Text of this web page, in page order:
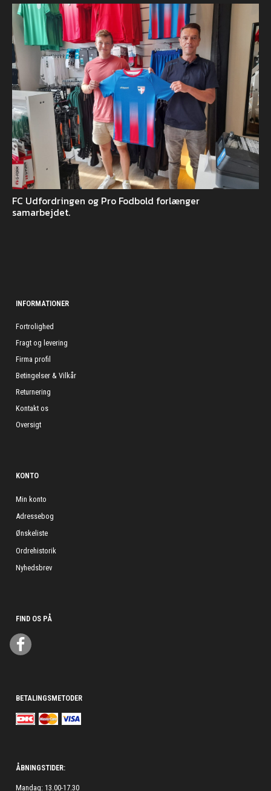
FC Udfordringen og Pro Fodbold forlænger
samarbejdet.
INFORMATIONER
Fortrolighed
Fragt og levering
Firma profil
Betingelser & Vilkår
Returnering
Kontakt os
Oversigt
KONTO
Min konto
Adressebog
Ønskeliste
Ordrehistorik
Nyhedsbrev
FIND OS PÅ
BETALINGSMETODER
ÅBNINGSTIDER:
Mandag: 13.00-17.30